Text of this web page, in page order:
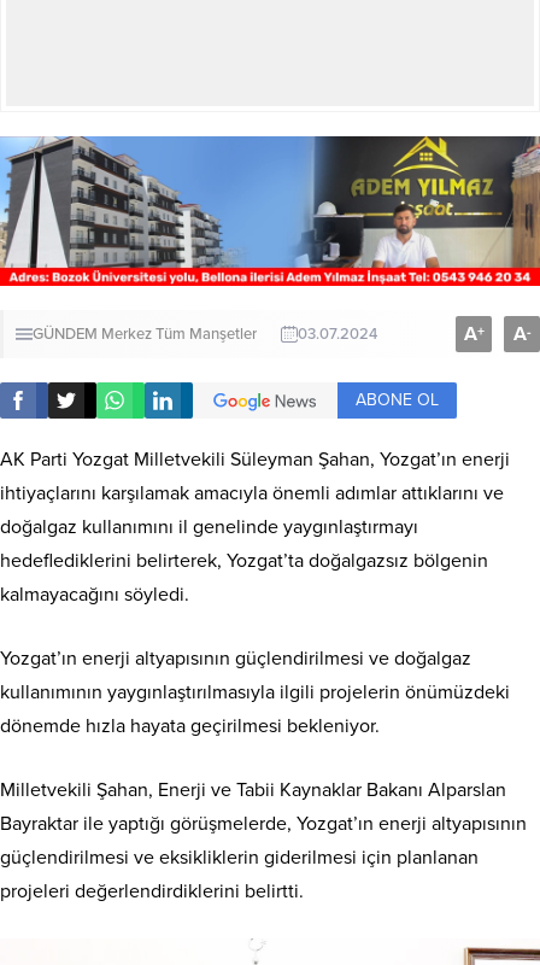
GÜNDEM MerkezTüm Manşetler 03.07.2024 A+ A-
ABONE OL
AK Parti Yozgat Milletvekili Süleyman Şahan, Yozgat’ın enerji
ihtiyaçlarını karşılamak amacıyla önemli adımlar attıklarını ve
doğalgaz kullanımını il genelinde yaygınlaştırmayı
hedeflediklerini belirterek, Yozgat’ta doğalgazsız bölgenin
kalmayacağını söyledi.
Yozgat’ın enerji altyapısının güçlendirilmesi ve doğalgaz
kullanımının yaygınlaştırılmasıyla ilgili projelerin önümüzdeki
dönemde hızla hayata geçirilmesi bekleniyor.
Milletvekili Şahan, Enerji ve Tabii Kaynaklar Bakanı Alparslan
Bayraktar ile yaptığı görüşmelerde, Yozgat’ın enerji altyapısının
güçlendirilmesi ve eksikliklerin giderilmesi için planlanan
projeleri değerlendirdiklerini belirtti.